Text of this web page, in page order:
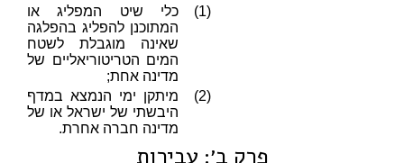
(1)
כלי שיט המפליג או
המתוכנן להפליג בהפלגה
שאינה מוגבלת לשטח
המים הטריטוריאליים של
מדינה אחת;
(2)
מיתקן ימי הנמצא במדף
היבשתי של ישראל או של
מדינה חברה אחרת.
פרק ב׳: עבירות